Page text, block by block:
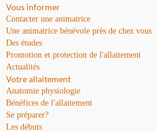
Vous informer
Contacter une animatrice
Une animatrice bénévole près de chez vous
Des études
Promotion et protection de l'allaitement
Actualités
Votre allaitement
Anatomie physiologie
Bénéfices de l'allaitement
Se préparer?
Les débuts